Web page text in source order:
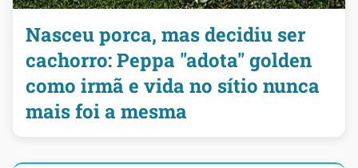
Nasceu porca, mas decidiu ser
cachorro: Peppa "adota" golden
como irmã e vida no sítio nunca
mais foi a mesma